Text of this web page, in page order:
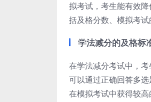
拟考试，考生能有效
括及格分数、模拟考
学法减分的及格标
在学法减分考试中，
可以通过正确回答多
在模拟考试中获得较